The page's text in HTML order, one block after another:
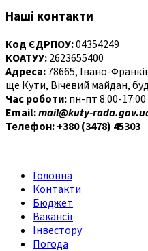
Наші контакти
Код ЄДРПОУ:04354249
КОАТУУ: 2623655400
Адреса: 78665, Івано-
ще Кути, Вічевий майдан,
Час роботи: пн-пт 8:00-17:00
Email:mail@kuty-
Телефон: +380 (3478) 45303
Головна
Контакти
Бюджет
Вакансії
Інвестору
Погода